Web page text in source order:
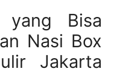
yang Bisa
Nasi Box
Jakarta